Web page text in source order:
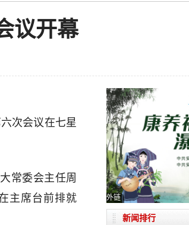
议开幕
次会议在七星
常委会主任周
主席台前排就
外链
新闻排行